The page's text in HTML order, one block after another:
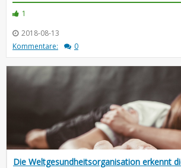
1
2018-08-13
Kommentare:
0
Die Weltgesundheitsorganisation erkennt